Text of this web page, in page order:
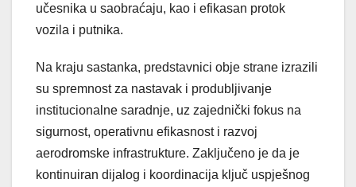
učesnika u saobraćaju, kao i efikasan protok
vozila i putnika.
Na kraju sastanka, predstavnici obje strane izrazili
su spremnost za nastavak i produbljivanje
institucionalne saradnje, uz zajednički fokus na
sigurnost, operativnu efikasnost i razvoj
aerodromske infrastrukture. Zaključeno je da je
kontinuiran dijalog i koordinacija ključ uspješnog